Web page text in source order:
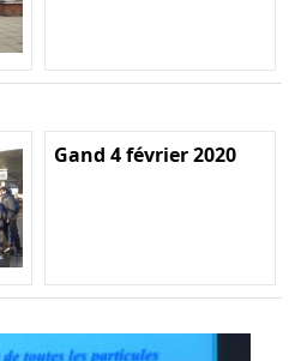
Gand 4 février 2020